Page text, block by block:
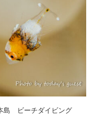
島 ビーチダイビング